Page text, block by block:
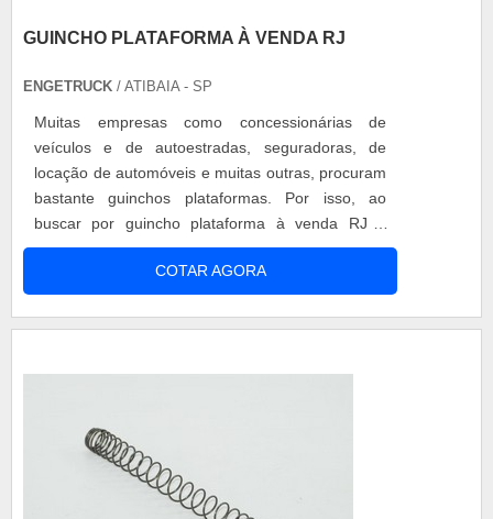
GUINCHO PLATAFORMA À VENDA RJ
ENGETRUCK / ATIBAIA - SP
Muitas empresas como concessionárias de
veículos e de autoestradas, seguradoras, de
locação de automóveis e muitas outras, procuram
bastante guinchos plataformas. Por isso, ao
buscar por guincho plataforma à venda RJ é
importante buscar por uma empresa que ofereça
equipamentos de alta qualidade, resistência com
ótima durabilidade. Mais informações sobre o
COTAR AGORA